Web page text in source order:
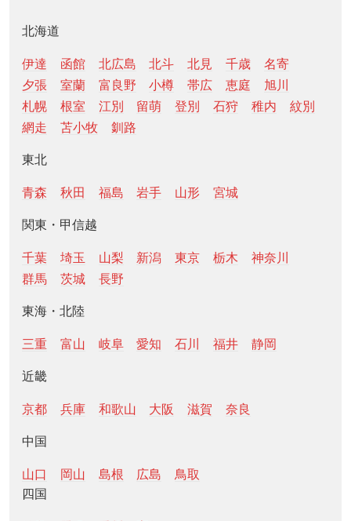
北海道
伊達 函館 北広島 北斗 北見 千歳
名寄
夕張
室蘭 富良野 小樽 帯広 恵庭
旭川
札幌
根室 江別 留萌 登別 石狩 稚内
紋別
網走
苫小牧 釧路
東北
青森 秋田 福島 岩手 山形 宮城
関東・甲信越
千葉 埼玉 山梨 新潟 東京 栃木
神奈川
群馬
茨城 長野
東海・北陸
三重 富山 岐阜 愛知 石川 福井 静岡
近畿
京都 兵庫 和歌山 大阪 滋賀 奈良
中国
山口 岡山 島根 広島
鳥取
四国